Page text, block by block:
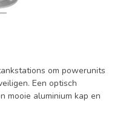
om powerunits
Een optisch
mooie aluminium kap en